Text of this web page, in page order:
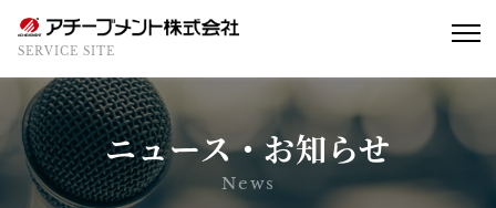
SERVICE SITE
ニュース・お知らせ
News